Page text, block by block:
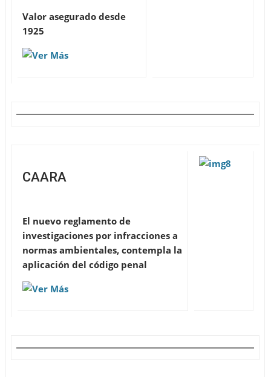
Valor asegurado desde
1925
CAARA
El nuevo reglamento de
investigaciones por infracciones a
normas ambientales, contempla la
aplicación del código penal